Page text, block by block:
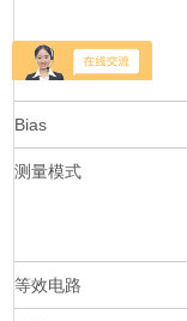
Bias
测量模式
等效电路